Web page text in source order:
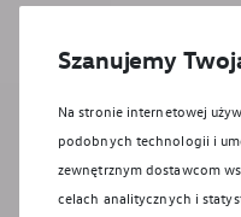
Szanujemy
Na stronie internetowej
podobnych technologii i
zewnętrznym dostawcom
celach analitycznych i